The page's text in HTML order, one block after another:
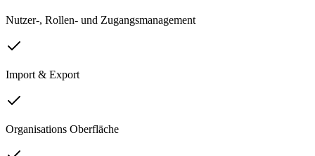
Nutzer-, Rollen- und Zugangsmanagement
Import & Export
Organisations Oberfläche